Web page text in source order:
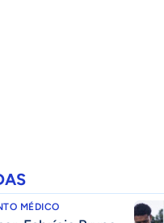
MÉDICO